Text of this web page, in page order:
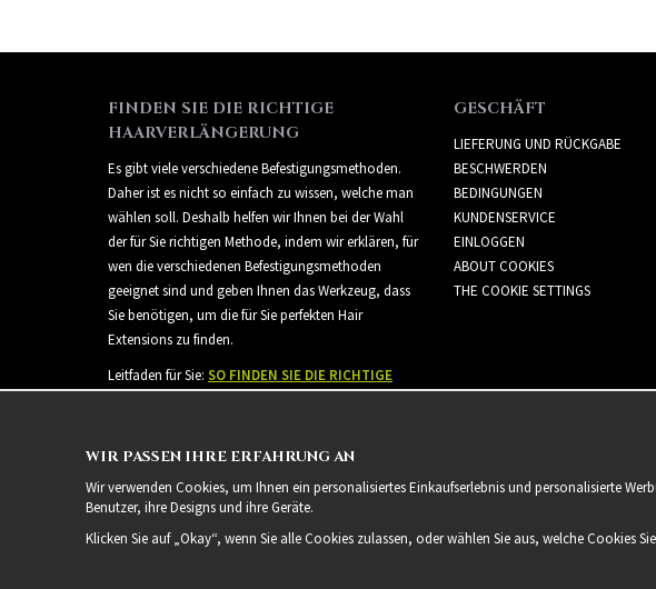
FINDEN SIE DIE RICHTIGE
HAARVERLÄNGERUNG
Es gibt viele verschiedene Befestigungsmethoden.
Daher ist es nicht so einfach zu wissen, welche man
wählen soll. Deshalb helfen wir Ihnen bei der Wahl
der für Sie richtigen Methode, indem wir erklären, für
wen die verschiedenen Befestigungsmethoden
geeignet sind und geben Ihnen das Werkzeug, dass
Sie benötigen, um die für Sie perfekten Hair
Extensions zu finden.
Leitfaden für Sie: SO FINDEN SIE DIE RICHTIGE
GESCHÄFT
LIEFERUNG UND RÜCKGABE
BESCHWERDEN
BEDINGUNGEN
KUNDENSERVICE
EINLOGGEN
ABOUT COOKIES
THE COOKIE SETTINGS
WIR PASSEN IHRE ERFAHRUNG AN
Wir verwenden Cookies, um Ihnen ein personalisiertes Einkaufserlebnis und personalisierte
Benutzer, ihre Designs und ihre Geräte.
Klicken Sie auf „Okay“, wenn Sie alle Cookies zulassen, oder wählen Sie aus, welche Cookies